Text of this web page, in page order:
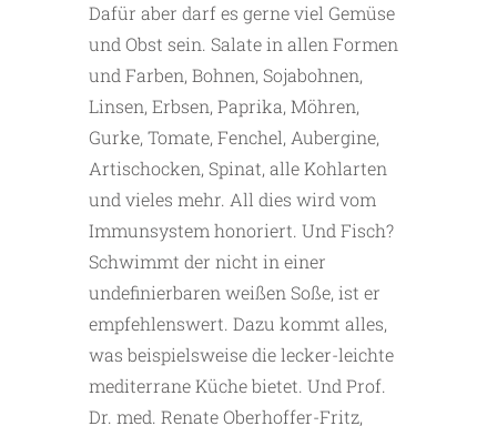
Dafür aber darf es gerne viel Gemüse
und Obst sein. Salate in allen Formen
und Farben, Bohnen, Sojabohnen,
Linsen, Erbsen, Paprika, Möhren,
Gurke, Tomate, Fenchel, Aubergine,
Artischocken, Spinat, alle Kohlarten
und vieles mehr. All dies wird vom
Immunsystem honoriert. Und Fisch?
Schwimmt der nicht in einer
undefinierbaren weißen Soße, ist er
empfehlenswert. Dazu kommt alles,
was beispielsweise die lecker-leichte
mediterrane Küche bietet. Und Prof.
Dr. med. Renate Oberhoffer-Fritz,